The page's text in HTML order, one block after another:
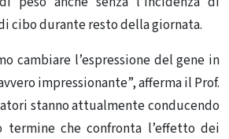
cibo durante resto della giornata.
cambiare l’espressione del gene in
impressionante”, afferma il Prof.
stanno attualmente conducendo
che confronta l’effetto dei